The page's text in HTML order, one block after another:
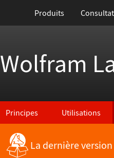
Produits
Wolfram
Principes Utilisations
La dernière